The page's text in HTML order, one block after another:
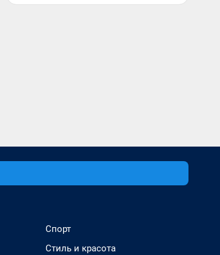
Спорт
Стиль и красота